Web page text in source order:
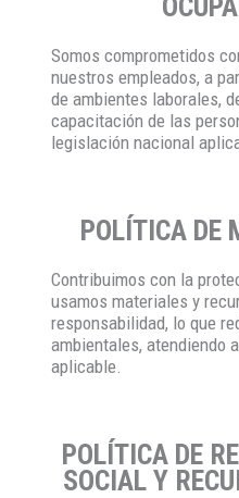
Somos comprometidos
nuestros empleados, a
de ambientes laborales,
capacitación de las
legislación nacional
POLÍTICA DE
Contribuimos con la
usamos materiales y
responsabilidad, lo que
ambientales, atendiendo
aplicable.
POLÍTICA DE
SOCIAL Y